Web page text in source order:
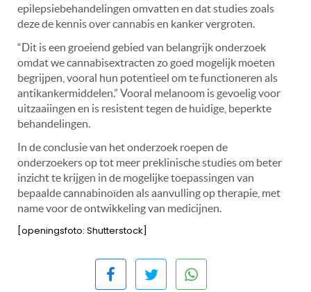
epilepsiebehandelingen omvatten en dat studies zoals
deze de kennis over cannabis en kanker vergroten.
“Dit is een groeiend gebied van belangrijk onderzoek
omdat we cannabisextracten zo goed mogelijk moeten
begrijpen, vooral hun potentieel om te functioneren als
antikankermiddelen.” Vooral melanoom is gevoelig voor
uitzaaiingen en is resistent tegen de huidige, beperkte
behandelingen.
In de conclusie van het onderzoek roepen de
onderzoekers op tot meer preklinische studies om beter
inzicht te krijgen in de mogelijke toepassingen van
bepaalde cannabinoïden als aanvulling op therapie, met
name voor de ontwikkeling van medicijnen.
[openingsfoto: Shutterstock]